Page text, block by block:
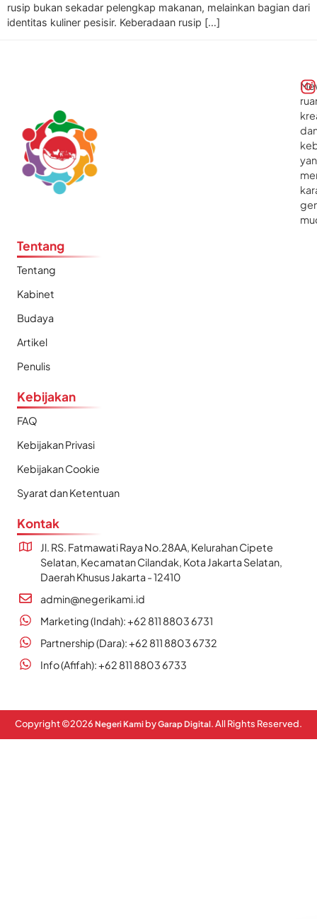
rusip bukan sekadar pelengkap makanan, melainkan bagian dari
identitas kuliner pesisir. Keberadaan rusip […]
Tentang
Tentang
Kabinet
Budaya
Artikel
Penulis
Kebijakan
FAQ
Kebijakan Privasi
Kebijakan Cookie
Syarat dan Ketentuan
Kontak
Jl. RS. Fatmawati Raya No.28AA, Kelurahan Cipete
Selatan, Kecamatan Cilandak, Kota Jakarta Selatan,
Daerah Khusus Jakarta - 12410
admin@negerikami.id
Marketing (Indah): +62 811 8803 6731
Partnership (Dara): +62 811 8803 6732
Info (Afifah): +62 811 8803 6733
Copyright ©2026 Negeri Kami byGarap Digital. All Rights Reserved.